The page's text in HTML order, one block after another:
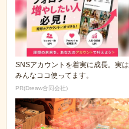
SNSアカウントを着実に成長。実は
みんなココ使ってます。
PR(Dreaw合同会社)